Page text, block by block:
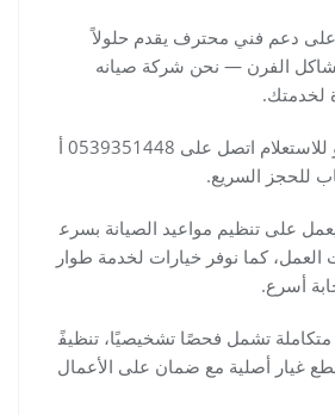
دعم فني محترف يقدم حلولاً
الفرن — نحن شركة صيانه
لخدمتك.
لحجز موعد فوري أو للاستعلام اتصل على 0539351448 أ
للحجز السريع.
على تنظيم مواعيد الصيانة بسرع
العمل، كما نوفر خيارات لخدمة طوار
أسرع.
تشمل فحصًا تشخيصيًا، تنظيفً
قطع غيار أصلية مع ضمان على الأعمال